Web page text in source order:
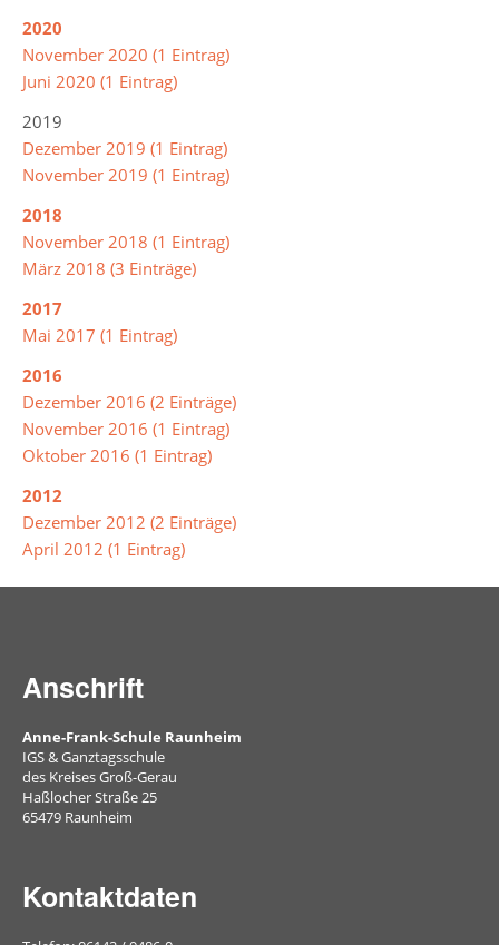
Integrierte
Abschlüsse
Ganztagsschule
Lernzeiten
Essen
in
der
Umweltschule
Rassismus
Digitalisierung
Jugendmedienschutz
Fachbereiche
2020
November 2020 (1 Eintrag)
Juni 2020 (1 Eintrag)
2019
Dezember 2019 (1 Eintrag)
November 2019 (1 Eintrag)
2018
November 2018 (1 Eintrag)
März 2018 (3 Einträge)
2017
Mai 2017 (1 Eintrag)
2016
Dezember 2016 (2 Einträge)
November 2016 (1 Eintrag)
Oktober 2016 (1 Eintrag)
2012
Dezember 2012 (2 Einträge)
April 2012 (1 Eintrag)
Anschrift
Anne-Frank-Schule Raunheim
IGS & Ganztagsschule
des Kreises Groß-Gerau
Haßlocher Straße 25
65479 Raunheim
Kontaktdaten